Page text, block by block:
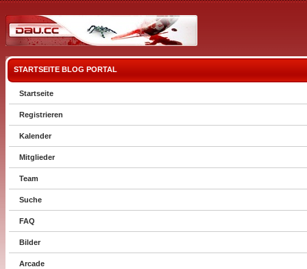
STARTSEITE BLOG PORTAL
Startseite
Registrieren
Kalender
Mitglieder
Team
Suche
FAQ
Bilder
Arcade